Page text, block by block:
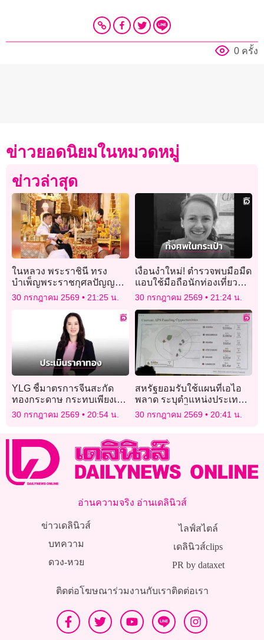
0 ครั้ง
ข่าวยอดนิยมในหมวดหมู่
ข่าวล่าสุด
ในหลวง พระราชินี ทรง
บำเพ็ญพระราชกุศลปัญญา
สมวาร (50 วัน) พระราชทาน
พระศพ เจ้าฟ้าพัชรกิติยาภาฯ
30 กรกฎาคม 2569 21:25 น.
เงื่อนงำใหม่! ตำรวจพบมือมืด
แอบใช้มือถือนักท่องเที่ยว
สาว หลังถูกฆ่าหมกกระเป๋า
เดินทาง
30 กรกฎาคม 2569 21:24 น.
YLG ชี้มาตรการจีนสะกัด
ทองกระดาษ กระทบเพียงเล็ก
น้อย
30 กรกฎาคม 2569 20:54 น.
สหรัฐยอมรับใช้แผนที่เอไอ
พลาด ระบุตำแหน่งประเทศ
แอฟริกาผิดทั้งทวีป
30 กรกฎาคม 2569 20:41 น.
อ่านความจริง อ่านเดลินิวส์
ข่าวเดลินิวส์
บทความ
ดวง-หวย
ไลฟ์สไตล์
เดลินิวส์clips
PR by dataxet
ติดต่อโฆษณาร่วมงานกับเราติดต่อเรา